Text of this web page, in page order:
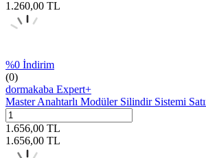
1.260,00 TL
%0 İndirim
(0)
dormakaba Expert+
Master Anahtarlı Modüler Silindir Sistemi
1.656,00 TL
1.656,00 TL